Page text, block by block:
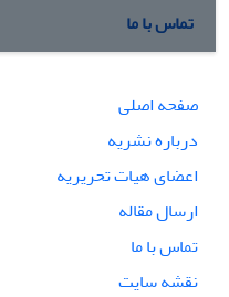
تماس با ما
صفحه اصلی
درباره نشریه
اعضای هیات تحریریه
ارسال مقاله
تماس با ما
نقشه سایت